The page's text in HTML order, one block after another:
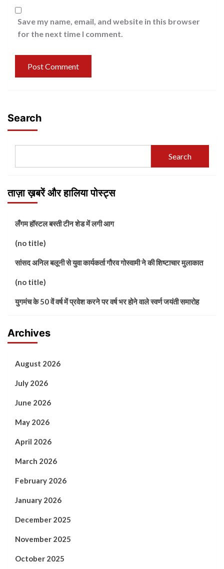
Save my name, email, and website in this browser
for the next time I comment.
Search
Search
ताज़ा ख़बरें और हालिया पोस्ट्स
लँगम हॉस्टल बस्ती टीन शेड में लगी आग
(no title)
सांसद अनिल बलूनी से युवा कार्यकर्ता गौरव गोस्वामी ने की शिष्टाचार मुलाकात
(no title)
युगमंच के 50 वें वर्ष में प्रवेश करने पर वर्ष भर होने वाले स्वर्ण जयंती समारोह
Archives
August 2026
July 2026
June 2026
May 2026
April 2026
March 2026
February 2026
January 2026
December 2025
November 2025
October 2025